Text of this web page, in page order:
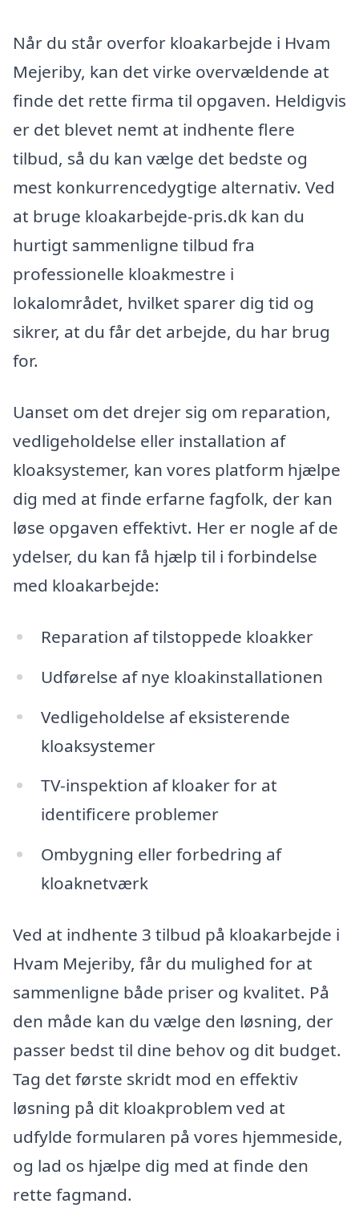
Når du står overfor kloakarbejde i Hvam
Mejeriby, kan det virke overvældende at
finde det rette firma til opgaven. Heldigvis
er det blevet nemt at indhente flere
tilbud, så du kan vælge det bedste og
mest konkurrencedygtige alternativ. Ved
at bruge kloakarbejde-pris.dk kan du
hurtigt sammenligne tilbud fra
professionelle kloakmestre i
lokalområdet, hvilket sparer dig tid og
sikrer, at du får det arbejde, du har brug
for.
Uanset om det drejer sig om reparation,
vedligeholdelse eller installation af
kloaksystemer, kan vores platform hjælpe
dig med at finde erfarne fagfolk, der kan
løse opgaven effektivt. Her er nogle af de
ydelser, du kan få hjælp til i forbindelse
med kloakarbejde:
Reparation af tilstoppede kloakker
Udførelse af nye kloakinstallationen
Vedligeholdelse af eksisterende
kloaksystemer
TV-inspektion af kloaker for at
identificere problemer
Ombygning eller forbedring af
kloaknetværk
Ved at indhente 3 tilbud på kloakarbejde i
Hvam Mejeriby, får du mulighed for at
sammenligne både priser og kvalitet. På
den måde kan du vælge den løsning, der
passer bedst til dine behov og dit budget.
Tag det første skridt mod en effektiv
løsning på dit kloakproblem ved at
udfylde formularen på vores hjemmeside,
og lad os hjælpe dig med at finde den
rette fagmand.